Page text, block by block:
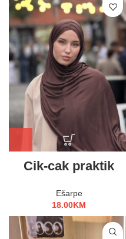
Cik-cak praktik
Ešarpe
18.00KM